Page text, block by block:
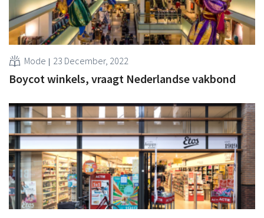
Mode 23 December, 2022
Boycot winkels, vraagt Nederlandse vakbond